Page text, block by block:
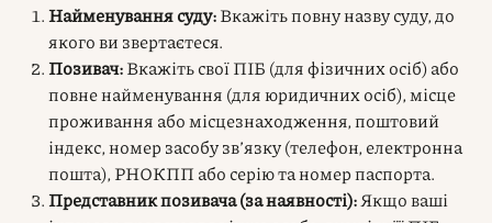
Найменування суду:Вкажіть повну назву суду, до
якого ви звертаєтеся.
Позивач:Вкажіть свої ПІБ (для фізичних осіб) або
повне найменування (для юридичних осіб), місце
проживання або місцезнаходження, поштовий
індекс, номер засобу зв’язку (телефон, електронна
пошта), РНОКПП або серію та номер паспорта.
Представник позивача (за наявності):Якщо ваші